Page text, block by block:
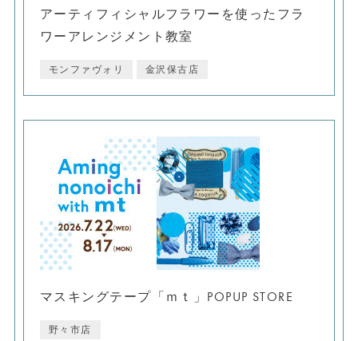
アーティフィシャルフラワーを使ったフラ
ワーアレンジメント教室
モンファヴォリ 金沢保古店
マスキングテープ「ｍｔ」POPUP STORE
野々市店